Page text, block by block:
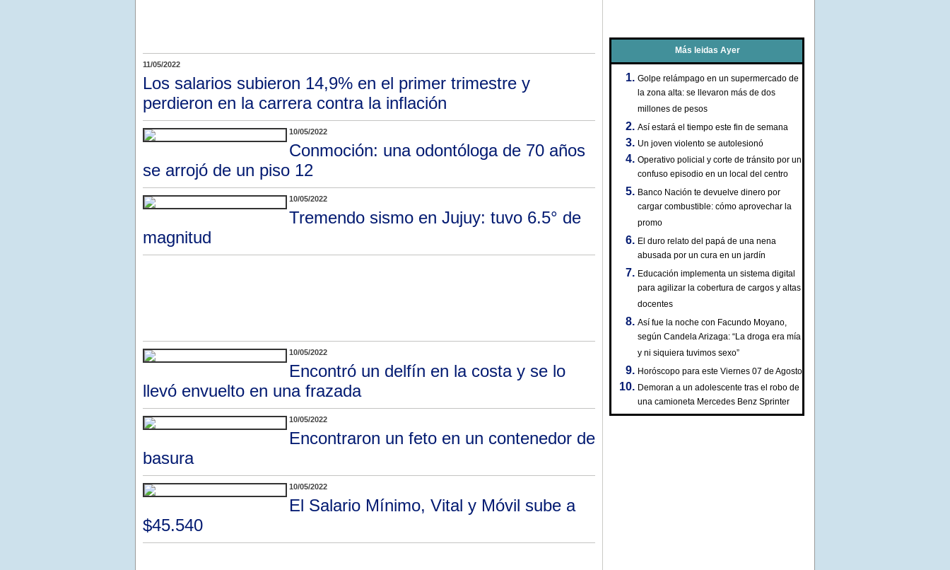
11/05/2022
Los salarios subieron 14,9% en el primer trimestre y
perdieron en la carrera contra la inflación
10/05/2022
Conmoción: una odontóloga de 70 años
se arrojó de un piso 12
10/05/2022
Tremendo sismo en Jujuy: tuvo 6.5° de
magnitud
10/05/2022
Encontró un delfín en la costa y se lo
llevó envuelto en una frazada
10/05/2022
Encontraron un feto en un contenedor de
basura
10/05/2022
El Salario Mínimo, Vital y Móvil sube a
$45.540
Más leidas Ayer
Golpe relámpago en un supermercado de
la zona alta: se llevaron más de dos
millones de pesos
Así estará el tiempo este fin de semana
Un joven violento se autolesionó
Operativo policial y corte de tránsito por un
confuso episodio en un local del centro
Banco Nación te devuelve dinero por
cargar combustible: cómo aprovechar la
promo
El duro relato del papá de una nena
abusada por un cura en un jardín
Educación implementa un sistema digital
para agilizar la cobertura de cargos y altas
docentes
Así fue la noche con Facundo Moyano,
según Candela Arizaga: “La droga era mía
y ni siquiera tuvimos sexo”
Horóscopo para este Viernes 07 de Agosto
Demoran a un adolescente tras el robo de
una camioneta Mercedes Benz Sprinter